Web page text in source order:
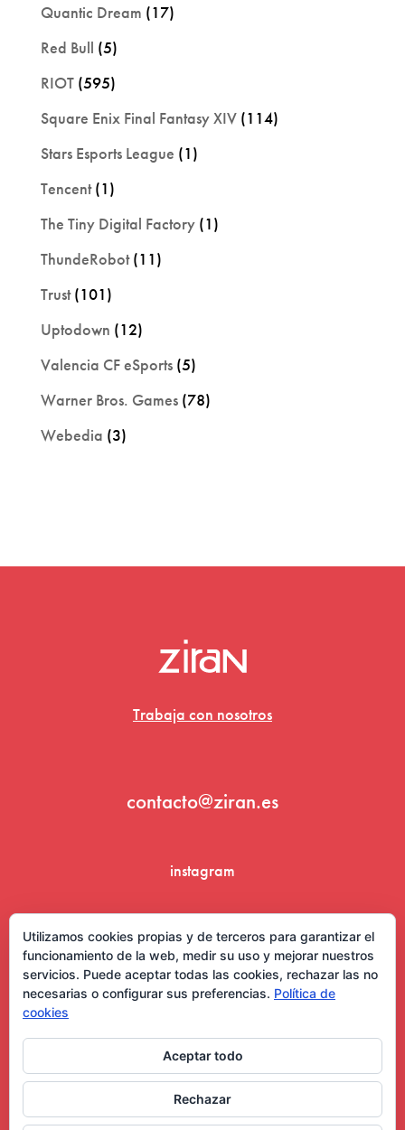
Quantic Dream (17)
Red Bull (5)
RIOT(595)
Square Enix Final Fantasy XIV(114)
Stars Esports League (1)
Tencent(1)
The Tiny Digital Factory(1)
ThundeRobot(11)
Trust(101)
Uptodown (12)
Valencia CF eSports(5)
Warner Bros. Games(78)
Webedia (3)
Trabaja con nosotros
contacto@ziran.es
instagram
Aviso Legal y Condiciones de Uso
Utilizamos cookies propias y de terceros para garantizar el
funcionamiento de la web, medir su uso y mejorar nuestros
servicios. Puede aceptar todas las cookies, rechazar las no
necesarias o configurar sus preferencias. Política de
cookies
Aceptar todo
Rechazar